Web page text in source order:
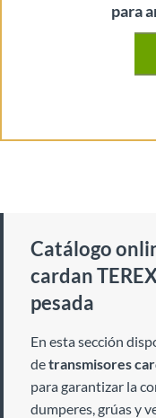
para
Catálogo
cardan
pesada
En esta sección
detransmisores
para garantizar la
dumperes, grúas y